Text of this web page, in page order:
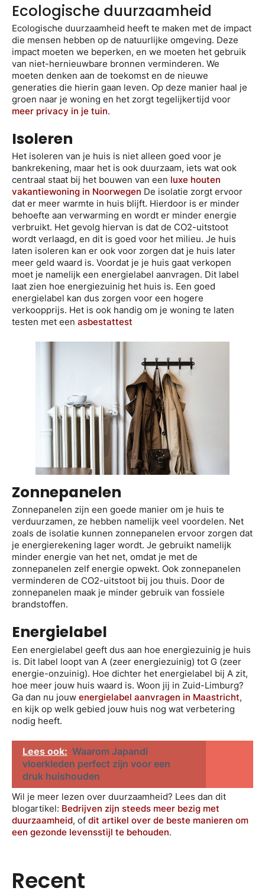
Ecologische duurzaamheid
Ecologische duurzaamheid heeft te maken met de impact
die mensen hebben op de natuurlijke omgeving. Deze
impact moeten we beperken, en we moeten het gebruik
van niet-hernieuwbare bronnen verminderen. We
moeten denken aan de toekomst en de nieuwe
generaties die hierin gaan leven. Op deze manier haal je
groen naar je woning en het zorgt tegelijkertijd voor
meer privacy in je tuin.
Isoleren
Het isoleren van je huis is niet alleen goed voor je
bankrekening, maar het is ook duurzaam, iets wat ook
centraal staat bij het bouwen van een luxe houten
vakantiewoning in Noorwegen De isolatie zorgt ervoor
dat er meer warmte in huis blijft. Hierdoor is er minder
behoefte aan verwarming en wordt er minder energie
verbruikt. Het gevolg hiervan is dat de CO2-uitstoot
wordt verlaagd, en dit is goed voor het milieu. Je huis
laten isoleren kan er ook voor zorgen dat je huis later
meer geld waard is. Voordat je je huis gaat verkopen
moet je namelijk een energielabel aanvragen. Dit label
laat zien hoe energiezuinig het huis is. Een goed
energielabel kan dus zorgen voor een hogere
verkoopprijs. Het is ook handig om je woning te laten
testen met een asbestattest
Zonnepanelen
Zonnepanelen zijn een goede manier om je huis te
verduurzamen, ze hebben namelijk veel voordelen. Net
zoals de isolatie kunnen zonnepanelen ervoor zorgen dat
je energierekening lager wordt. Je gebruikt namelijk
minder energie van het net, omdat je met de
zonnepanelen zelf energie opwekt. Ook zonnepanelen
verminderen de CO2-uitstoot bij jou thuis. Door de
zonnepanelen maak je minder gebruik van fossiele
brandstoffen.
Energielabel
Een energielabel geeft dus aan hoe energiezuinig je huis
is. Dit label loopt van A (zeer energiezuinig) tot G (zeer
energie-onzuinig). Hoe dichter het energielabel bij A zit,
hoe meer jouw huis waard is. Woon jij in Zuid-Limburg?
Ga dan nu jouw energielabel aanvragen in Maastricht,
en kijk op welk gebied jouw huis nog wat verbetering
nodig heeft.
Lees ook: Waarom Japandi
vloerkleden perfect zijn voor een
druk huishouden
Wil je meer lezen over duurzaamheid? Lees dan dit
blogartikel: Bedrijven zijn steeds meer bezig met
duurzaamheid, of dit artikel over de beste manieren om
een gezonde levensstijl te behouden.
Recent